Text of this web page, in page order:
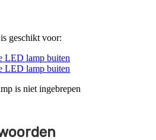
geschikt voor:
LED lamp buiten
LED lamp buiten
is niet ingebrepen